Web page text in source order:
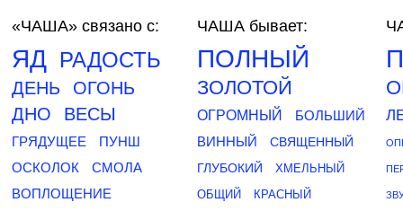
«ЧАША» связано с:
ЯД РАДОСТЬ
ДЕНЬ
ОГОНЬ
ДНО
ВЕСЫ
ГРЯДУЩЕЕ
ПУНШ
ОСКОЛОК
СМОЛА
ВОПЛОЩЕНИЕ
ЧАША бывает:
ПОЛНЫЙ
ЗОЛОТОЙ
ОГРОМНЫЙ
БОЛЬШИЙ
ВИННЫЙ
СВЯЩЕННЫЙ
ГЛУБОКИЙ
ХМЕЛЬНЫЙ
ОБЩИЙ
КРАСНЫЙ